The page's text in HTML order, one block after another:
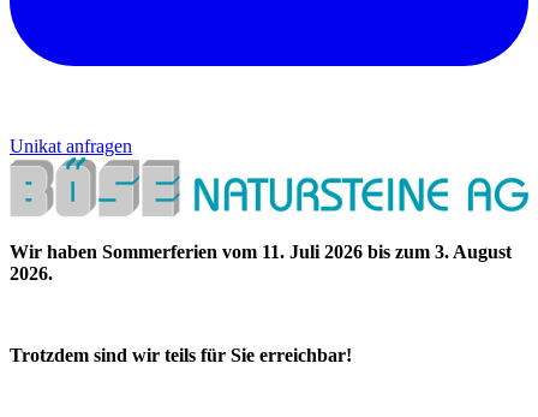
Unikat anfragen
Wir haben Sommerferien vom 11. Juli 2026 bis zum 3. August
2026.
Trotzdem sind wir teils für Sie erreichbar!